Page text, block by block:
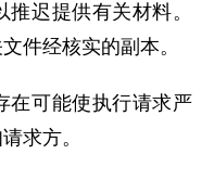
迟提供有关材料。
件经核实的副本。
可能使执行请求严
求方。